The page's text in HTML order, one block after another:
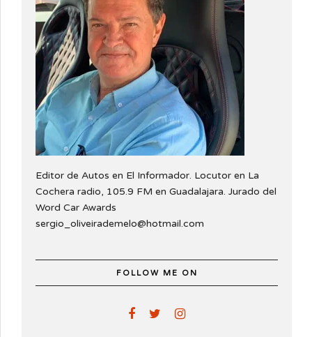
Editor de Autos en El Informador. Locutor en La
Cochera radio, 105.9 FM en Guadalajara. Jurado del
Word Car Awards
sergio_oliveirademelo@hotmail.com
FOLLOW ME ON